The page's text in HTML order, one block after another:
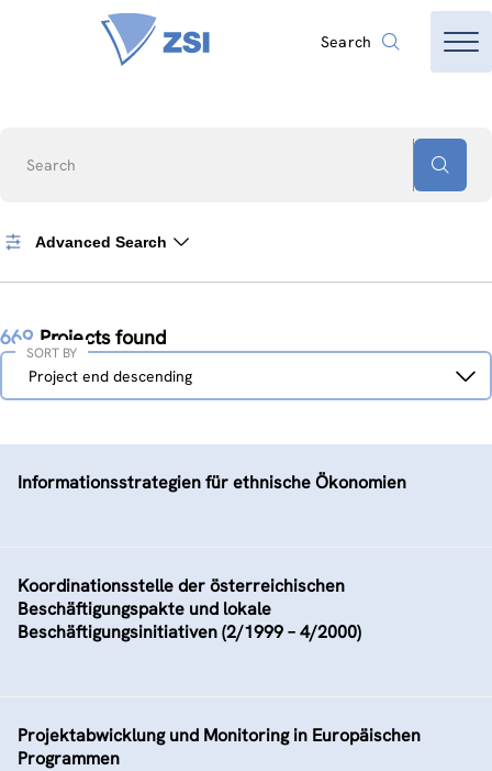
Search
Search
Advanced Search
669 Projects found
Sort
Project end descending
SORT BY
Informationsstrategien für ethnische Ökonomien
Koordinationsstelle der österreichischen
Beschäftigungspakte und lokale
Beschäftigungsinitiativen (2/1999 – 4/2000)
Projektabwicklung und Monitoring in Europäischen
Programmen